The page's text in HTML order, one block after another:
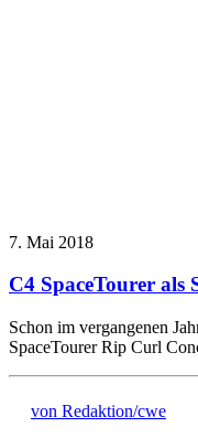
7. Mai 2018
C4 SpaceTourer
Schon im vergangenen
SpaceTourer Rip Curl
von Redaktion/cwe